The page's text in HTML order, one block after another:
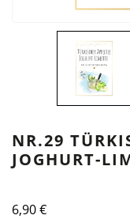
NR.29
JOGHURT-
6,90€